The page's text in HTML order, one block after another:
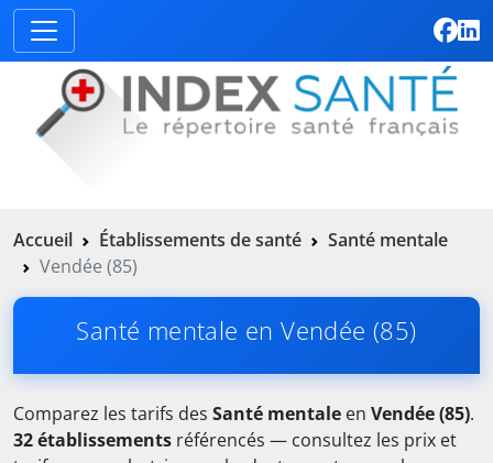
Accueil Établissements de santé
Santé mentale
Vendée (85)
Santé mentale en Vendée (85)
Comparez les tarifs des Santé mentale en Vendée (85).
32 établissements référencés — consultez les prix et